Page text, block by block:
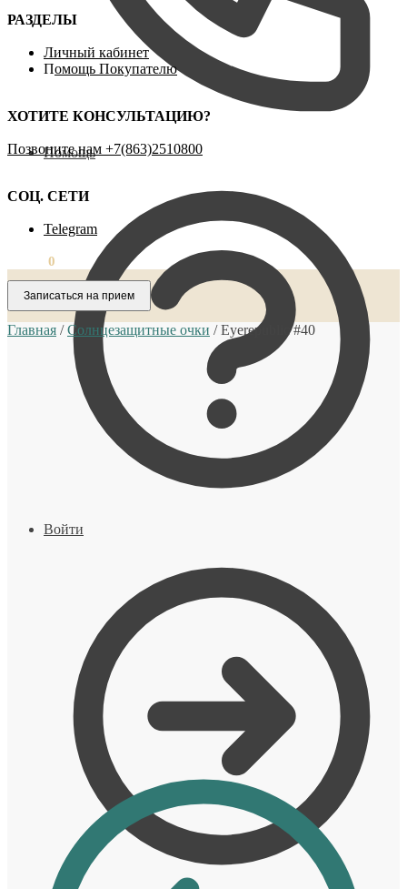
Помощь
Войти
РАЗДЕЛЫ
Личный кабинет
Помощь Покупателю
ХОТИТЕ КОНСУЛЬТАЦИЮ?
Позвоните нам ‪+7(863)2510800
СОЦ. СЕТИ
Telegram
0
Записаться на прием
Главная /Солнцезащитные очки /Eyerepublic #40